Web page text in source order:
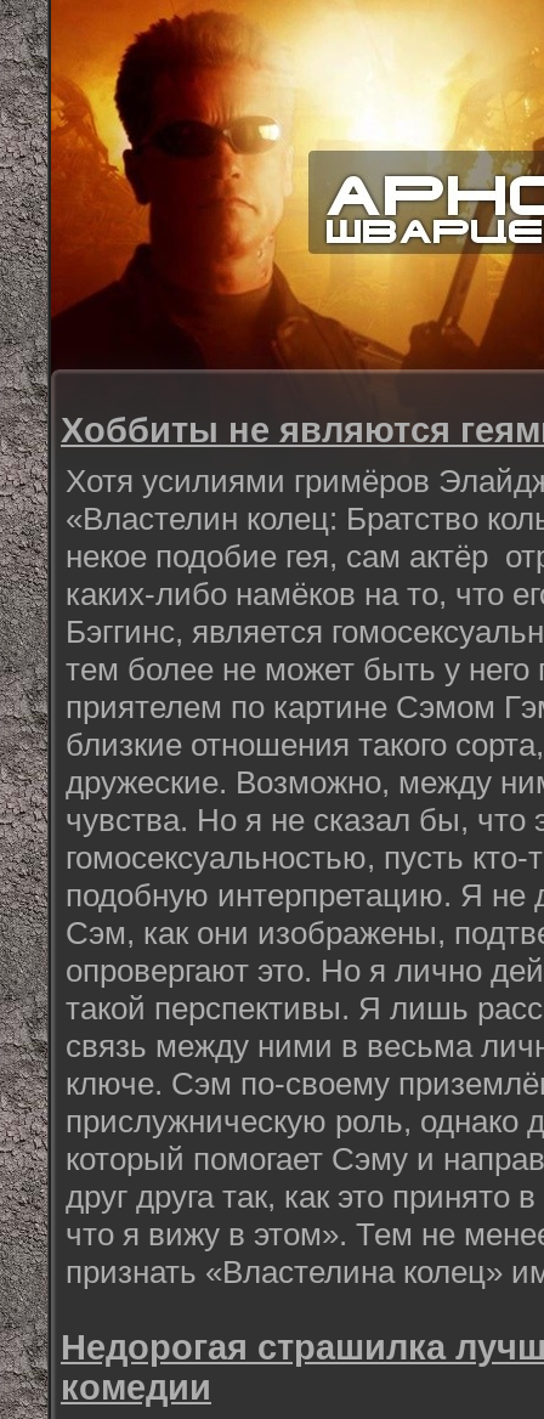
Хоббиты не являются
Хотя усилиями гримёров
«Властелин колец: Братство
некое подобие гея, сам актёр
каких-либо намёков на то, что
Бэггинс, является
тем более не может быть у него
приятелем по картине Сэмом
близкие отношения такого
дружеские. Возможно, между
чувства. Но я не сказал бы, что
гомосексуальностью, пусть кто-
подобную интерпретацию. Я не
Сэм, как они изображены,
опровергают это. Но я лично
такой перспективы. Я лишь
связь между ними в весьма
ключе. Сэм по-своему
прислужническую роль, однако
который помогает Сэму и
друг друга так, как это принято
что я вижу в этом». Тем не
признать «Властелина колец»
Недорогая страшилка
комедии